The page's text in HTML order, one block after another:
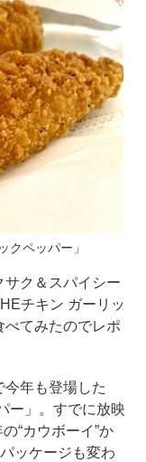
クペッパー」
ク＆スパイシー
チキン ガーリッ
べてみたのでレポ
年も登場した
ー」。すでに放映
“カウボーイ”か
ッケージも変わ